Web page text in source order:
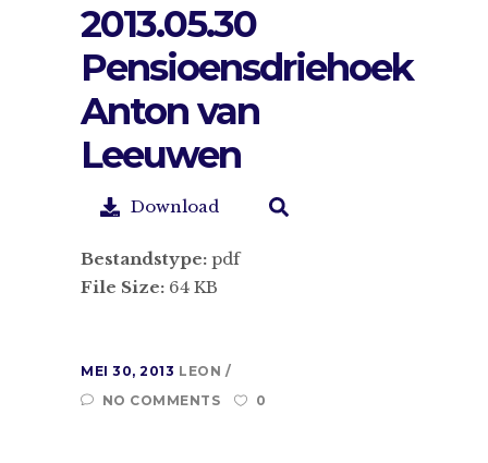
2013.05.30
Pensioensdriehoek
Anton van
Leeuwen
Download
Bestandstype: pdf
File Size: 64 KB
MEI 30, 2013 LEON
NO COMMENTS
0